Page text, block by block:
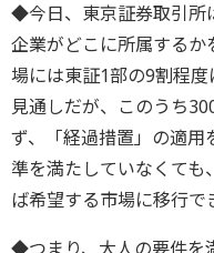
◆今日、東京証券取引所
企業がどこに所属する
場には東証1部の9割程
見通しだが、このうち
ず、「経過措置」の適用
準を満たしていなくて
ば希望する市場に移行で